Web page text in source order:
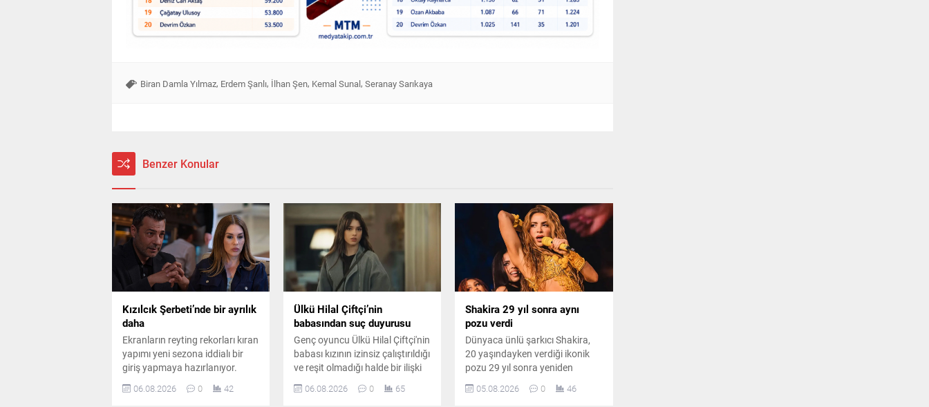
Biran Damla Yılmaz, Erdem Şanlı, İlhan Şen, Kemal Sunal, Seranay Sarıkaya
Benzer Konular
Kızılcık Şerbeti’nde bir ayrılık
daha
Ekranların reyting rekorları kıran
yapımı yeni sezona iddialı bir
giriş yapmaya hazırlanıyor.
Kadroda önemli ayrılıklar
yaşanırken diziye sürpriz bir
06.08.2026 0 42
Ülkü Hilal Çiftçi’nin
babasından suç duyurusu
Genç oyuncu Ülkü Hilal Çiftçi'nin
babası kızının izinsiz çalıştırıldığı
ve reşit olmadığı halde bir ilişki
yaşadığı iddiasıyla savcılığa
başvurdu. Yaşanan gelişmeler
06.08.2026 0 65
Shakira 29 yıl sonra aynı
pozu verdi
Dünyaca ünlü şarkıcı Shakira,
20 yaşındayken verdiği ikonik
pozu 29 yıl sonra yeniden
canlandırdı. Ünlü sanatçının
paylaşımı kısa sürede sosyal
05.08.2026 0 46